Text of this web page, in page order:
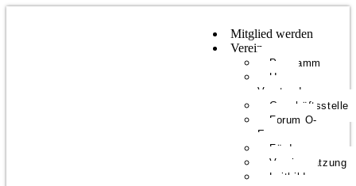
Mitglied werden
Verein
Programm
Unser
Vorstand
Geschäftsstelle
Forum O-
E
Förderer
Vereinssatzung
Leitbild